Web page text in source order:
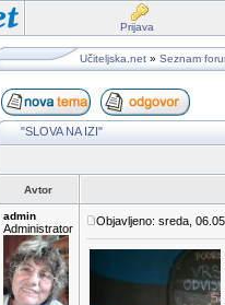
Prijava
Učiteljska.net » Seznam
"SLOVA NA IZI"
Avtor
admin
Administrator
Objavljeno: sreda,